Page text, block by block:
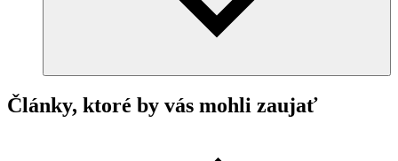
Články, ktoré by vás mohli zaujať